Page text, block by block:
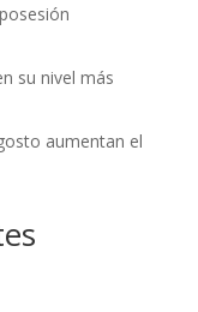
su nivel más
aumentan el